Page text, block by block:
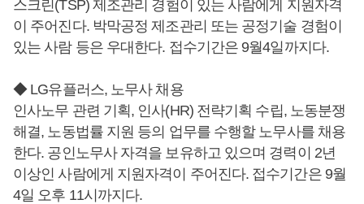
스크린(TSP) 제조관리 경험이 있는 사람에게 지원자격
이 주어진다. 박막공정 제조관리 또는 공정기술 경험이
있는 사람 등은 우대한다. 접수기간은 9월4일까지다.
◆ LG유플러스, 노무사 채용
인사노무 관련 기획, 인사(HR) 전략기획 수립, 노동분쟁
해결, 노동법률 지원 등의 업무를 수행할 노무사를 채용
한다. 공인노무사 자격을 보유하고 있으며 경력이 2년
이상인 사람에게 지원자격이 주어진다. 접수기간은 9월
4일 오후 11시까지다.